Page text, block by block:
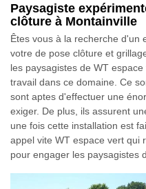
Paysagiste
clôture à Montainville
Êtes vous à la recherche d'un
votre de pose clôture et
les paysagistes de WT
travail dans ce domaine. Ce
sont aptes d'effectuer une
exiger. De plus, ils assurent
une fois cette installation est
appel vite WT espace vert qui
pour engager les paysagistes